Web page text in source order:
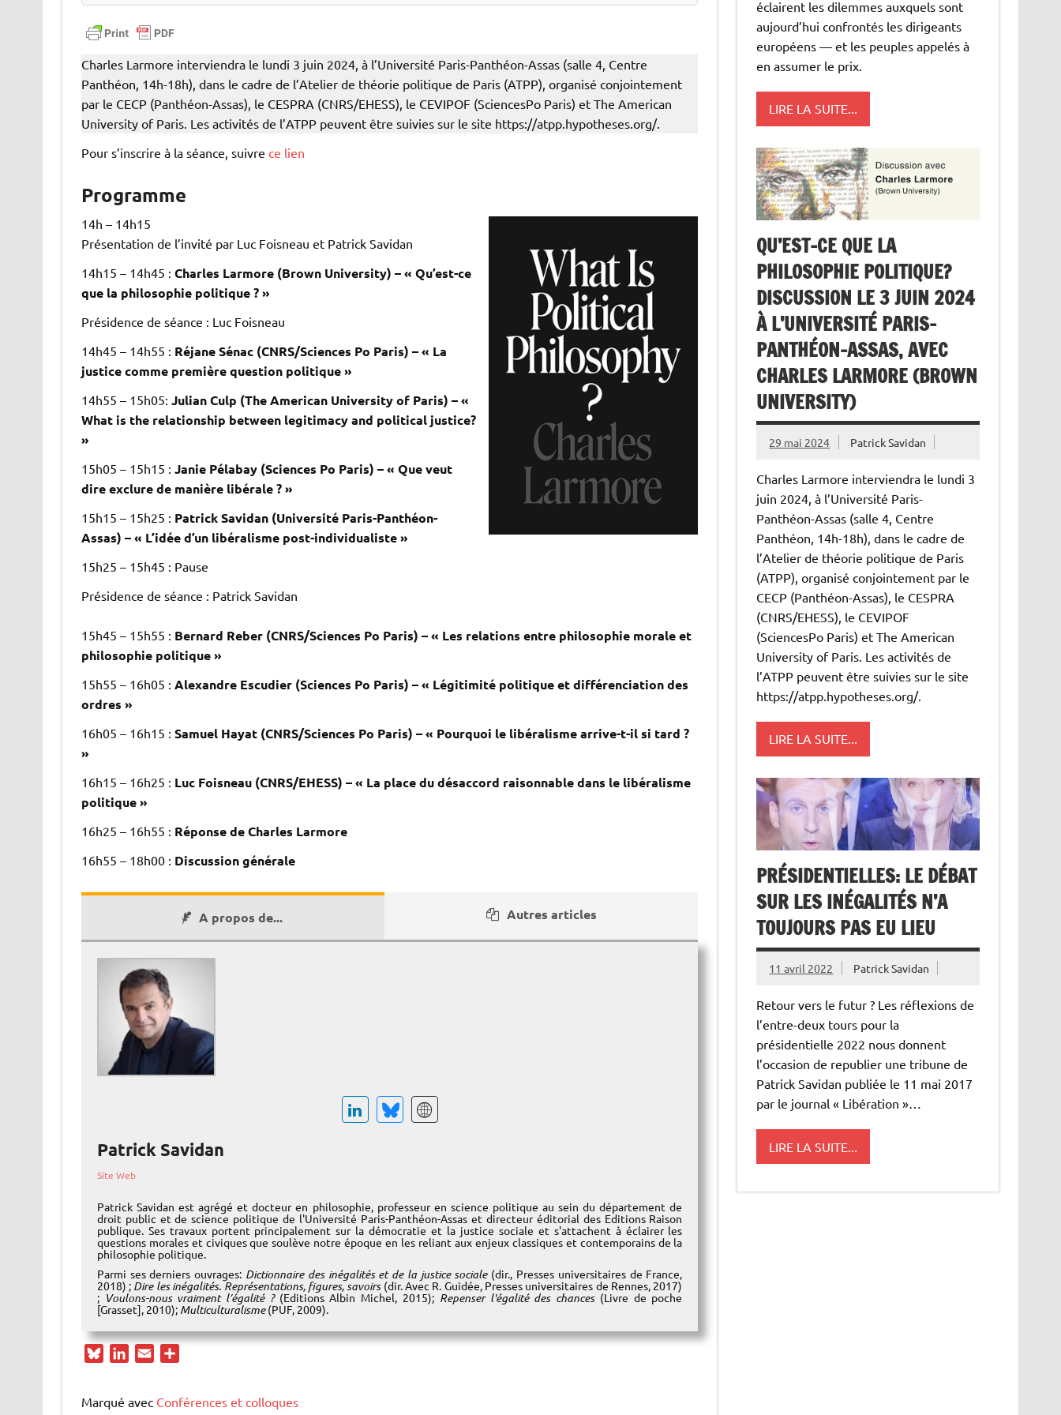
Charles Larmore interviendra le lundi 3 juin 2024, à l’Université Paris-Panthéon-Assas (salle 4, Centre
Panthéon, 14h-18h), dans le cadre de l’Atelier de théorie politique de Paris (ATPP), organisé conjointement
par le CECP (Panthéon-Assas), le CESPRA (CNRS/EHESS), le CEVIPOF (SciencesPo Paris) et The American
University of Paris. Les activités de l’ATPP peuvent être suivies sur le site https://atpp.hypotheses.org/.
Pour s’inscrire à la séance, suivre ce lien
Programme
14h – 14h15
Présentation de l’invité par Luc Foisneau et Patrick Savidan
14h15 – 14h45 : Charles Larmore (Brown University) – « Qu’est-ce
que la philosophie politique ? »
Présidence de séance : Luc Foisneau
14h45 – 14h55 : Réjane Sénac (CNRS/Sciences Po Paris) – « La
justice comme première question politique »
14h55 – 15h05: Julian Culp (The American University of Paris) – «
What is the relationship between legitimacy and political justice?
»
15h05 – 15h15 : Janie Pélabay (Sciences Po Paris) – « Que veut
dire exclure de manière libérale ? »
15h15 – 15h25 : Patrick Savidan (Université Paris-Panthéon-
Assas) – « L’idée d’un libéralisme post-individualiste »
15h25 – 15h45 : Pause
Présidence de séance : Patrick Savidan
15h45 – 15h55 : Bernard Reber (CNRS/Sciences Po Paris) – « Les relations entre philosophie morale et
philosophie politique »
15h55 – 16h05 : Alexandre Escudier (Sciences Po Paris) – « Légitimité politique et différenciation des
ordres »
16h05 – 16h15 : Samuel Hayat (CNRS/Sciences Po Paris) – « Pourquoi le libéralisme arrive-t-il si tard ?
»
16h15 – 16h25 : Luc Foisneau (CNRS/EHESS) – « La place du désaccord raisonnable dans le libéralisme
politique »
16h25 – 16h55 : Réponse de Charles Larmore
16h55 – 18h00 : Discussion générale
A propos de... Autres articles
Patrick Savidan
Site Web
Patrick Savidan est agrégé et docteur en philosophie, professeur en science politique au sein du département de
droit public et de science politique de l'Université Paris-Panthéon-Assas et directeur éditorial des Editions Raison
publique. Ses travaux portent principalement sur la démocratie et la justice sociale et s'attachent à éclairer les
questions morales et civiques que soulève notre époque en les reliant aux enjeux classiques et contemporains de la
philosophie politique.
Parmi ses derniers ouvrages: Dictionnaire des inégalités et de la justice sociale(dir., Presses universitaires de France,
2018) ; Dire les inégalités. Représentations, figures, savoirs(dir. Avec R. Guidée, Presses universitaires de Rennes, 2017)
; Voulons-nous vraiment l’égalité ?(Editions Albin Michel, 2015); Repenser l'égalité des chances(Livre de poche
[Grasset], 2010); Multiculturalisme(PUF, 2009).
e
k
t
Marqué avec Conférences et colloques
éclairent les dilemmes auxquels sont
aujourd’hui confrontés les dirigeants
européens — et les peuples appelés à
en assumer le prix.
LIRE LA SUITE...
QU’EST-CE QUE LA
PHILOSOPHIE POLITIQUE?
DISCUSSION LE 3 JUIN 2024
À L’UNIVERSITÉ PARIS-
PANTHÉON-ASSAS, AVEC
CHARLES LARMORE (BROWN
UNIVERSITY)
29 mai 2024 Patrick Savidan
Charles Larmore interviendra le lundi 3
juin 2024, à l’Université Paris-
Panthéon-Assas (salle 4, Centre
Panthéon, 14h-18h), dans le cadre de
l’Atelier de théorie politique de Paris
(ATPP), organisé conjointement par le
CECP (Panthéon-Assas), le CESPRA
(CNRS/EHESS), le CEVIPOF
(SciencesPo Paris) et The American
University of Paris. Les activités de
l’ATPP peuvent être suivies sur le site
https://atpp.hypotheses.org/.
LIRE LA SUITE...
PRÉSIDENTIELLES: LE DÉBAT
SUR LES INÉGALITÉS N’A
TOUJOURS PAS EU LIEU
11 avril 2022 Patrick Savidan
Retour vers le futur ? Les réflexions de
l’entre-deux tours pour la
présidentielle 2022 nous donnent
l’occasion de republier une tribune de
Patrick Savidan publiée le 11 mai 2017
par le journal « Libération »…
LIRE LA SUITE...